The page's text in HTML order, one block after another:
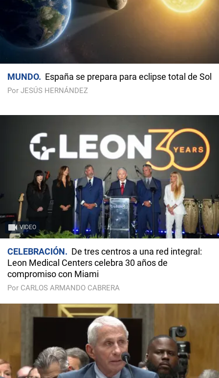
MUNDO España se prepara para eclipse total de Sol
Por JESÚS HERNÁNDEZ
VIDEO
CELEBRACIÓN
De tres centros a una red integral:
Leon Medical Centers celebra 30 años de
compromiso con Miami
Por CARLOS ARMANDO CABRERA